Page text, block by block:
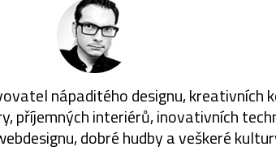
nápaditého designu, kreativních
příjemných interiérů, inovativních
dobré hudby a veškeré